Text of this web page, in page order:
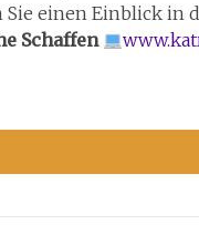
Sie einen Einblick in
Schaffen